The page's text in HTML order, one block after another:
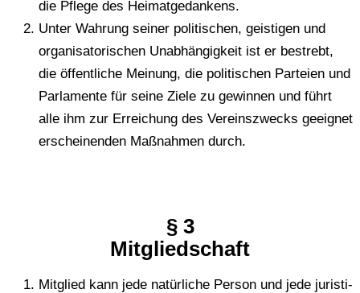
die Pflege des Heimatgedankens.
Unter Wah­rung seiner poli­ti­schen, geis­ti­gen und
orga­ni­sa­to­ri­schen Unab­hän­gig­keit ist er bestrebt,
die öffent­li­che Mei­nung, die poli­ti­schen Par­tei­en und
Par­la­men­te für seine Ziele zu gewin­nen und führt
alle ihm zur Errei­chung des Ver­eins­zwecks geeig­net
erschei­nen­den Maß­nah­men durch.
§ 3
Mit­glied­schaft
Mit­glied kann jede natür­li­che Person und jede juris­ti­